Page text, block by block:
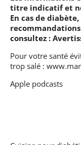
titre indicatif et
En cas de
consultez :
Pour votre santé
trop salé :
Apple podcasts